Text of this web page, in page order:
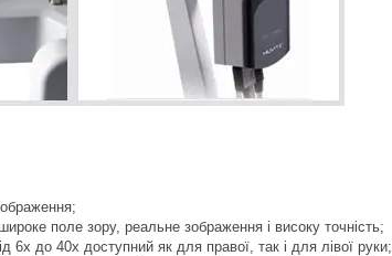
поле зору, реальне зображення і високу точність;
до 40х доступний як для правої, так і для лівої руки;